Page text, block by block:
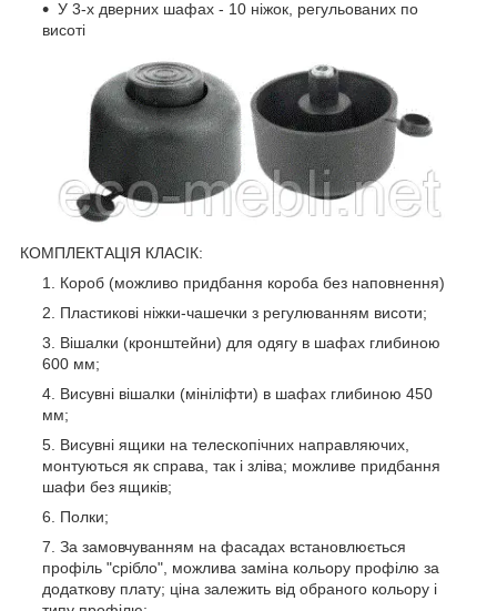
У 3-х дверних шафах - 10 ніжок, регульованих по
висоті
КОМПЛЕКТАЦІЯ КЛАСІК:
Короб (можливо придбання короба без наповнення)
Пластикові ніжки-чашечки з регулюванням висоти;
Вішалки (кронштейни) для одягу в шафах глибиною
600 мм;
Висувні вішалки (мініліфти) в шафах глибиною 450
мм;
Висувні ящики на телескопічних направляючих,
монтуються як справа, так і зліва; можливе придбання
шафи без ящиків;
Полки;
За замовчуванням на фасадах встановлюється
профіль "срібло", можлива заміна кольору профілю за
додаткову плату; ціна залежить від обраного кольору і